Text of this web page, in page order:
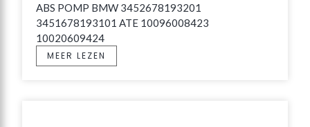
ABS POMP BMW 3452678193201
3451678193101 ATE 10096008423
10020609424
MEER LEZEN